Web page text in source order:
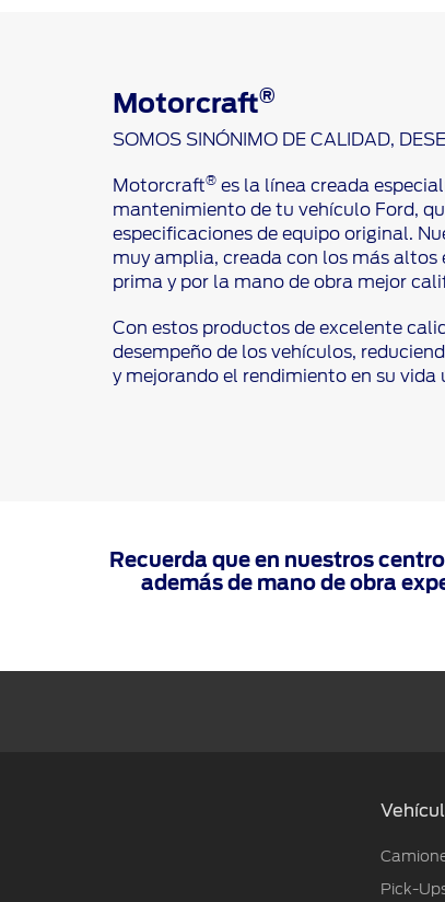
Motorcraft®
SOMOS SINÓNIMO DE CALIDAD,
Motorcraft® es la línea creada
mantenimiento de tu vehículo Ford,
especificaciones de equipo original.
muy amplia, creada con los más
prima y por la mano de obra mejor
Con estos productos de excelente
desempeño de los vehículos,
y mejorando el rendimiento en su vida
Recuerda que en nuestros
además de mano de obra
Pick-